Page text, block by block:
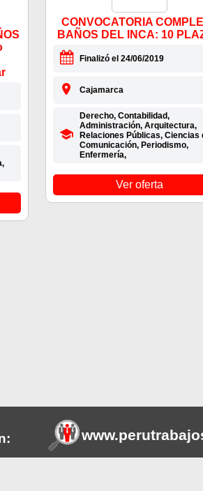
CONVOCATORIA
BAÑOS DEL INCA: 10
Finalizó el 24/06/2019
Cajamarca
Derecho, Contabilidad,
Administración, Arquitectura,
Relaciones Públicas, Ciencias
Comunicación, Periodismo,
Enfermería,
Ver oferta